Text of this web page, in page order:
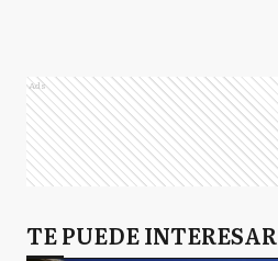
Ads
TE PUEDE INTERESAR